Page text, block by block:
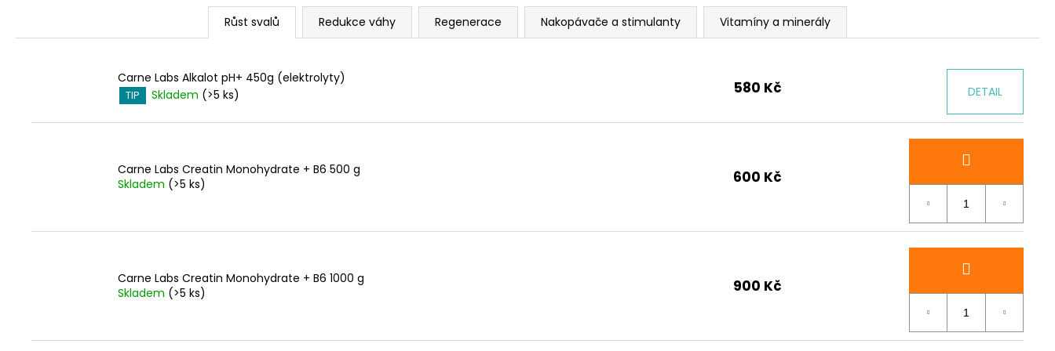
H
Růst svalů Redukce váhy Regenerace Nakopávače a stimulanty Vitamíny a minerály
Carne Labs Alkalot pH+ 450g (elektrolyty)
TIP Skladem (>5 ks) 580 Kč DETAIL
Carne Labs Creatin Monohydrate + B6 500 g
Skladem (>5 ks) 600 Kč
Carne Labs Creatin Monohydrate + B6 1000 g
Skladem (>5 ks) 900 Kč
CARNE LABS CREATINE + BETA ALANIN
900 Kč
CARNE LABS ALKALOT PH+ 450G
(ELEKTROLYTY)
580 Kč
CARNE LABS WHEY PROTEIN 1000 G
1 520 Kč